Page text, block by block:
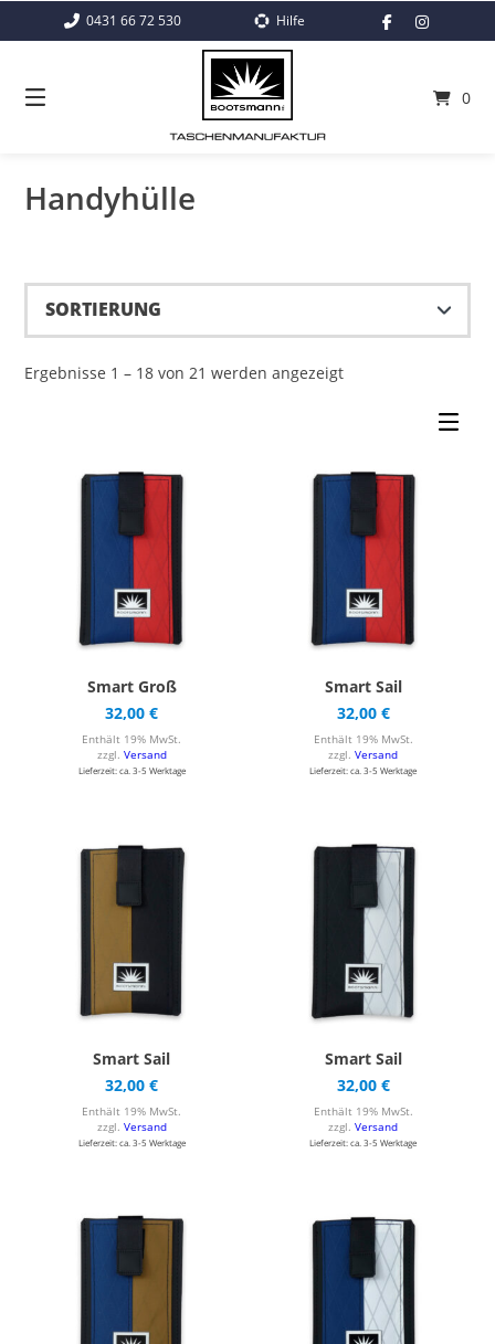
0431 66 72 530 Hilfe
0
Handyhülle
Ergebnisse 1 – 18 von 21 werden angezeigt
Smart Groß
32,00€
Enthält 19% MwSt.
zzgl. Versand
Lieferzeit: ca. 3-5 Werktage
Smart Sail
32,00 €
Enthält 19% MwSt.
zzgl.Versand
Lieferzeit: ca. 3-5 Werktage
Smart Sail
32,00€
Enthält 19% MwSt.
zzgl. Versand
Lieferzeit: ca. 3-5 Werktage
Smart Sail
32,00 €
Enthält 19% MwSt.
zzgl.Versand
Lieferzeit: ca. 3-5 Werktage